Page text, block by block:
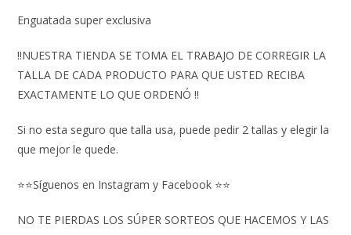
Enguatada super exclusiva
‼️NUESTRA TIENDA SE TOMA EL TRABAJO DE CORREGIR LA
TALLA DE CADA PRODUCTO PARA QUE USTED RECIBA
EXACTAMENTE LO QUE ORDENÓ ‼️
Si no esta seguro que talla usa, puede pedir 2 tallas y elegir la
que mejor le quede.
⭐⭐Síguenos en Instagram y Facebook ⭐⭐
NO TE PIERDAS LOS SÚPER SORTEOS QUE HACEMOS Y LAS